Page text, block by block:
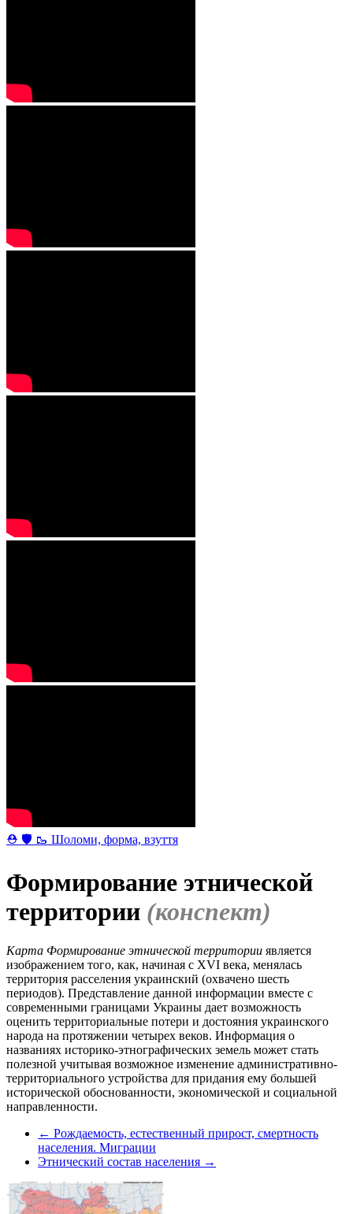
⛑ 🛡 🥾 Шоломи, форма, взуття
Формирование этнической
территории (конспект)
Карта Формирование этнической территории является
изображением того, как, начиная с XVI века, менялась
территория расселения украинский (охвачено шесть
периодов). Представление данной информации вместе с
современными границами Украины дает возможность
оценить территориальные потери и достояния украинского
народа на протяжении четырех веков. Информация о
названиях историко-этнографических земель может стать
полезной учитывая возможное изменение административно-
территориального устройства для придания ему большей
исторической обоснованности, экономической и социальной
направленности.
← Рождаемость, естественный прирост, смертность
населения. Миграции
Этнический состав населения →